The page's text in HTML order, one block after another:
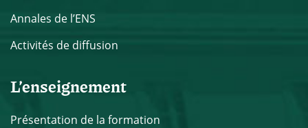
Annales de l’ENS
Activités de diffusion
L’enseignement
Présentation de la formation